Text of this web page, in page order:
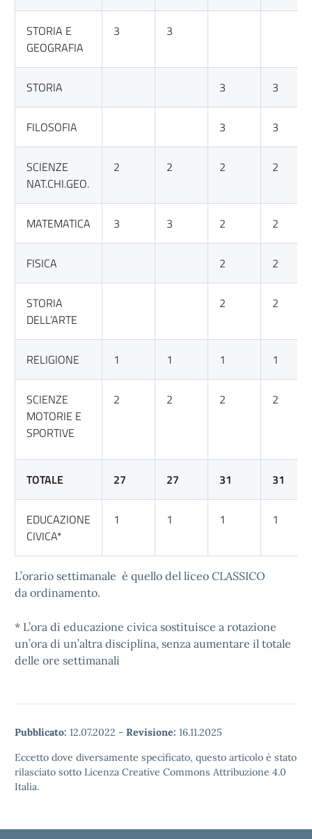
STORIA E
GEOGRAFIA
3 3
STORIA 3 3
FILOSOFIA 3 3
SCIENZE
NAT.CHI.GEO.
2 2 2 2
MATEMATICA 3 3 2 2
FISICA 2 2
STORIA
DELL’ARTE
2 2
RELIGIONE 1 1 1 1
SCIENZE
MOTORIE E
SPORTIVE
2 2 2 2
TOTALE 27 27 31 31
EDUCAZIONE
CIVICA*
1 1 1 1
L’orario settimanale è quello del liceo CLASSICO
da ordinamento.
* L’ora di educazione civica sostituisce a rotazione
un’ora di un’altra disciplina, senza aumentare il totale
delle ore settimanali
Pubblicato: 12.07.2022 - Revisione: 16.11.2025
Eccetto dove diversamente specificato, questo articolo è stato
rilasciato sotto Licenza Creative Commons Attribuzione 4.0
Italia.